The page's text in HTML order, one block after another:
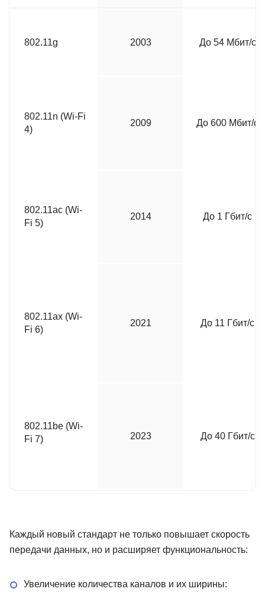
802.11g 2003 До 54 Мбит/с
802.11n (Wi-Fi
4)
2009 До 600 Мбит/с
802.11ac (Wi-
Fi 5)
2014 До 1 Гбит/с
802.11ax (Wi-
Fi 6)
2021 До 11 Гбит/с
802.11be (Wi-
Fi 7)
2023 До 40 Гбит/с
Каждый новый стандарт не только повышает скорость
передачи данных, но и расширяет функциональность:
Увеличение количества каналов и их ширины: